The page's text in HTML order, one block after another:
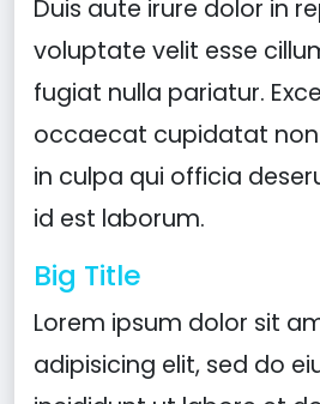
Duis aute irure dolor in
voluptate velit esse
fugiat nulla pariatur.
occaecat cupidatat
in culpa qui officia
id est laborum.
Big Title
Lorem ipsum dolor sit
adipisicing elit, sed do